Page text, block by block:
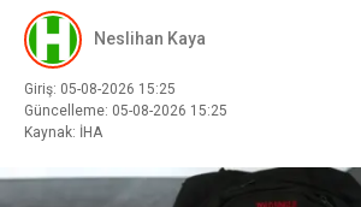
Neslihan Kaya
Giriş: 05-08-2026 15:25
Güncelleme: 05-08-2026 15:25
Kaynak: İHA